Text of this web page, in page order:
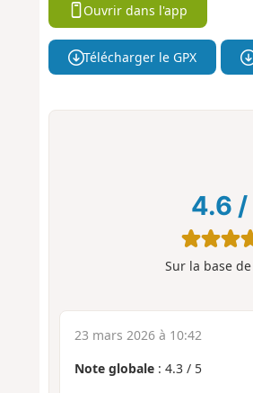
Ouvrir dans l'app
Télécharger le GPX
4.6 /
Sur la base de
23 mars 2026 à 10:42
Note globale: 4.3/ 5